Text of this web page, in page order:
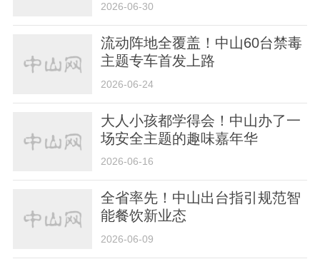
2026-06-30
流动阵地全覆盖！中山60台禁毒
主题专车首发上路
2026-06-24
大人小孩都学得会！中山办了一
场安全主题的趣味嘉年华
2026-06-16
全省率先！中山出台指引规范智
能餐饮新业态
2026-06-09